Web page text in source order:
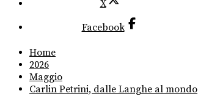
X
Facebook
Home
2026
Maggio
Carlin Petrini, dalle Langhe al mondo